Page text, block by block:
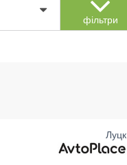
фільтри
Луцк